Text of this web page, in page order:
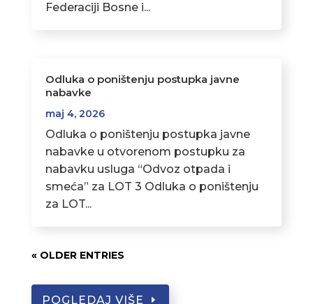
Federaciji Bosne i...
Odluka o poništenju postupka javne
nabavke
maj 4, 2026
Odluka o poništenju postupka javne
nabavke u otvorenom postupku za
nabavku usluga “Odvoz otpada i
smeća” za LOT 3 Odluka o poništenju
za LOT...
« OLDER ENTRIES
POGLEDAJ VIŠE